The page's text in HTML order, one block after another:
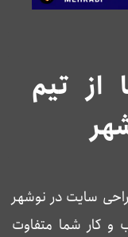
از تیم
سایت در نوشهر
و کار شما متفاوت